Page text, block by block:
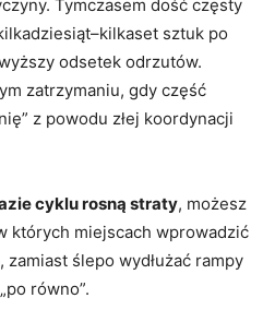
Tymczasem dość częsty
sztuk po
odsetek odrzutów.
zatrzymaniu, gdy część
z powodu złej koordynacji
cyklu rosną straty, możesz
których miejscach wprowadzić
ślepo wydłużać rampy
równo”.